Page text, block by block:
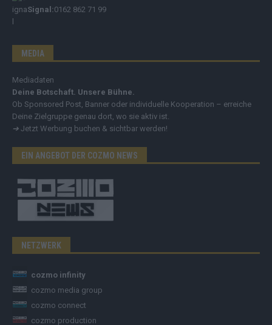
Signal:0162 862 71 99
MEDIA
Mediadaten
Deine Botschaft. Unsere Bühne.
Ob Sponsored Post, Banner oder individuelle Kooperation – erreiche
Deine Zielgruppe genau dort, wo sie aktiv ist.
➔ Jetzt Werbung buchen & sichtbar werden!
EIN ANGEBOT DER COZMO NEWS
NETZWERK
cozmo infinity
cozmo media group
cozmo connect
cozmo production